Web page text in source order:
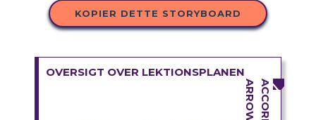
KOPIER DETTE STORYBOARD
OVERSIGT OVER LEKTIONSPLANEN